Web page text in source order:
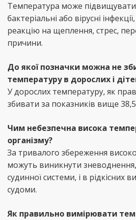
Температура може
бактеріальні або вірусні
реакцію на щеплення, стрес,
причини.
До якої позначки можна не
температуру в дорослих і
У дорослих температуру, як
збивати за показників вище
Чим небезпечна висока
організму?
За тривалого збереження
можуть виникнути
судинної системи, і в рідкісних
судоми.
Як правильно вимірювати